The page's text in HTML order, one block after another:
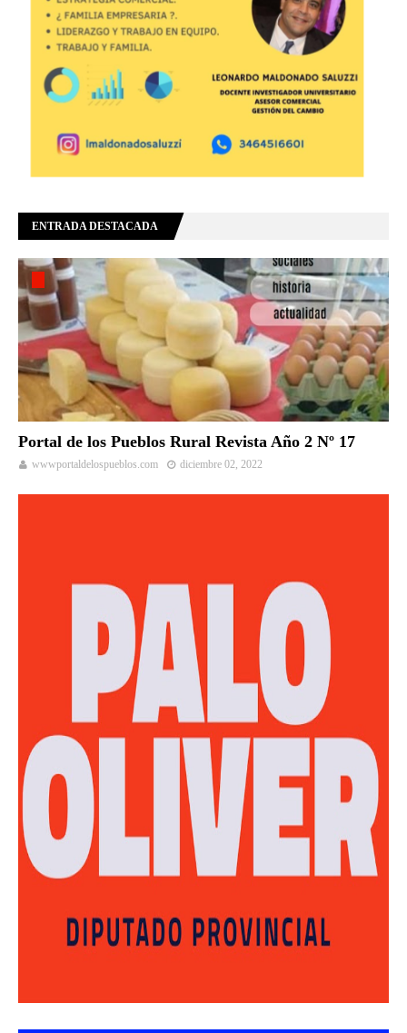
ENTRADA DESTACADA
Portal de los Pueblos Rural Revista Año 2 Nº 17
wwwportaldelospueblos.com diciembre 02, 2022